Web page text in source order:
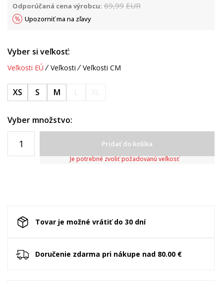
Odporúčaná cena výrobcu: 69,99 EUR
Upozorniť ma na zľavy
Vyber si veľkosť:
Veľkosti EÚ Veľkosti Veľkosti CM
XS S M
Vyber množstvo:
Pridať do košíka
Je potrebné zvoliť požadovanú veľkosť
Tovar je možné vrátiť do 30 dní
Doručenie zdarma pri nákupe nad 80.00 €